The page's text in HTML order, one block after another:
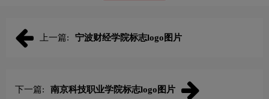
上一篇: 宁波财经学院标志logo图片
下一篇: 南京科技职业学院标志logo图片